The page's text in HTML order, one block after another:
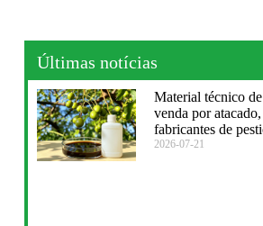
Últimas notícias
Material técnico
venda por
fabricantes de
2026-07-21